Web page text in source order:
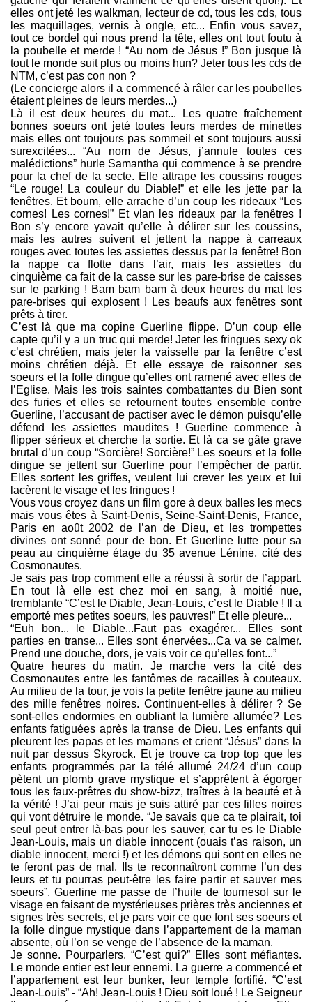
elles ont jeté les walkman, lecteur de cd, tous les cds, tous
les maquillages, vernis à ongle, etc... Enfin vous savez,
tout ce bordel qui nous prend la tête, elles ont tout foutu à
la poubelle et merde ! “Au nom de Jésus !” Bon jusque là
tout le monde suit plus ou moins hun? Jeter tous les cds de
NTM, c’est pas con non ?
(Le concierge alors il a commencé à râler car les poubelles
étaient pleines de leurs merdes...)
Là il est deux heures du mat... Les quatre fraîchement
bonnes soeurs ont jeté toutes leurs merdes de minettes
mais elles ont toujours pas sommeil et sont toujours aussi
surexcitées... “Au nom de Jésus, j’annule toutes ces
malédictions” hurle Samantha qui commence à se prendre
pour la chef de la secte. Elle attrape les coussins rouges
“Le rouge! La couleur du Diable!” et elle les jette par la
fenêtres. Et boum, elle arrache d’un coup les rideaux “Les
cornes! Les cornes!” Et vlan les rideaux par la fenêtres !
Bon s’y encore yavait qu’elle à délirer sur les coussins,
mais les autres suivent et jettent la nappe à carreaux
rouges avec toutes les assiettes dessus par la fenêtre! Bon
la nappe ca flotte dans l’air, mais les assiettes du
cinquième ca fait de la casse sur les pare-brise de caisses
sur le parking ! Bam bam bam à deux heures du mat les
pare-brises qui explosent ! Les beaufs aux fenêtres sont
prêts à tirer.
C’est là que ma copine Guerline flippe. D’un coup elle
capte qu’il y a un truc qui merde! Jeter les fringues sexy ok
c’est chrétien, mais jeter la vaisselle par la fenêtre c’est
moins chrétien déjà. Et elle essaye de raisonner ses
soeurs et la folle dingue qu’elles ont ramené avec elles de
l’Eglise. Mais les trois saintes combattantes du Bien sont
des furies et elles se retournent toutes ensemble contre
Guerline, l’accusant de pactiser avec le démon puisqu’elle
défend les assiettes maudites ! Guerline commence à
flipper sérieux et cherche la sortie. Et là ca se gâte grave
brutal d’un coup “Sorcière! Sorcière!” Les soeurs et la folle
dingue se jettent sur Guerline pour l’empêcher de partir.
Elles sortent les griffes, veulent lui crever les yeux et lui
lacèrent le visage et les fringues !
Vous vous croyez dans un film gore à deux balles les mecs
mais vous êtes à Saint-Denis, Seine-Saint-Denis, France,
Paris en août 2002 de l’an de Dieu, et les trompettes
divines ont sonné pour de bon. Et Guerline lutte pour sa
peau au cinquième étage du 35 avenue Lénine, cité des
Cosmonautes.
Je sais pas trop comment elle a réussi à sortir de l’appart.
En tout là elle est chez moi en sang, à moitié nue,
tremblante “C’est le Diable, Jean-Louis, c’est le Diable ! Il a
emporté mes petites soeurs, les pauvres!” Et elle pleure...
“Euh bon... le Diable...Faut pas exagérer... Elles sont
parties en transe... Elles sont énervées...Ca va se calmer.
Prend une douche, dors, je vais voir ce qu’elles font...”
Quatre heures du matin. Je marche vers la cité des
Cosmonautes entre les fantômes de racailles à couteaux.
Au milieu de la tour, je vois la petite fenêtre jaune au milieu
des mille fenêtres noires. Continuent-elles à délirer ? Se
sont-elles endormies en oubliant la lumière allumée? Les
enfants fatiguées après la transe de Dieu. Les enfants qui
pleurent les papas et les mamans et crient “Jésus” dans la
nuit par dessus Skyrock. Et je trouve ca trop top que les
enfants programmés par la télé allumé 24/24 d’un coup
pètent un plomb grave mystique et s’apprêtent à égorger
tous les faux-prêtres du show-bizz, traîtres à la beauté et à
la vérité ! J’ai peur mais je suis attiré par ces filles noires
qui vont détruire le monde. “Je savais que ca te plairait, toi
seul peut entrer là-bas pour les sauver, car tu es le Diable
Jean-Louis, mais un diable innocent (ouais t’as raison, un
diable innocent, merci !) et les démons qui sont en elles ne
te feront pas de mal. Ils te reconnaîtront comme l’un des
leurs et tu pourras peut-être les faire partir et sauver mes
soeurs”. Guerline me passe de l’huile de tournesol sur le
visage en faisant de mystérieuses prières très anciennes et
signes très secrets, et je pars voir ce que font ses soeurs et
la folle dingue mystique dans l’appartement de la maman
absente, où l’on se venge de l’absence de la maman.
Je sonne. Pourparlers. “C’est qui?” Elles sont méfiantes.
Le monde entier est leur ennemi. La guerre a commencé et
l’appartement est leur bunker, leur temple fortifié. “C’est
Jean-Louis” - “Ah! Jean-Louis ! Dieu soit loué ! Le Seigneur